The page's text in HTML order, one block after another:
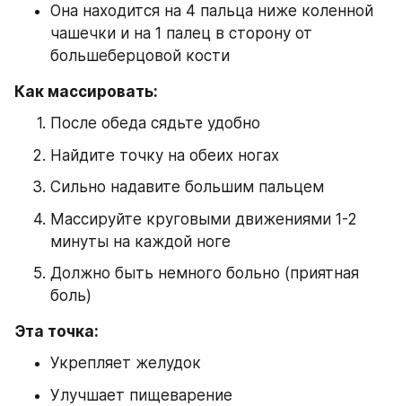
Она находится на 4 пальца ниже коленной
чашечки и на 1 палец в сторону от
большеберцовой кости
Как массировать:
После обеда сядьте удобно
Найдите точку на обеих ногах
Сильно надавите большим пальцем
Массируйте круговыми движениями 1-2
минуты на каждой ноге
Должно быть немного больно (приятная
боль)
Эта точка:
Укрепляет желудок
Улучшает пищеварение